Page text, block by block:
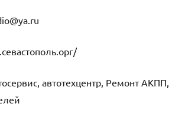
автотехцентр, Ремонт АКПП,